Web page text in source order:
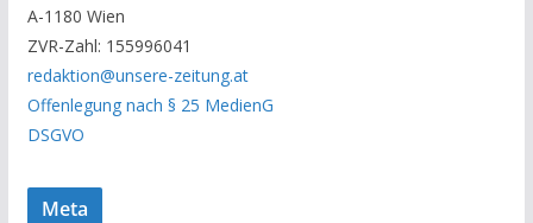
c
h
i
v
A-1180 Wien
ZVR-Zahl: 155996041
redaktion@unsere-zeitung.at
Offenlegung nach § 25 MedienG
DSGVO
Meta